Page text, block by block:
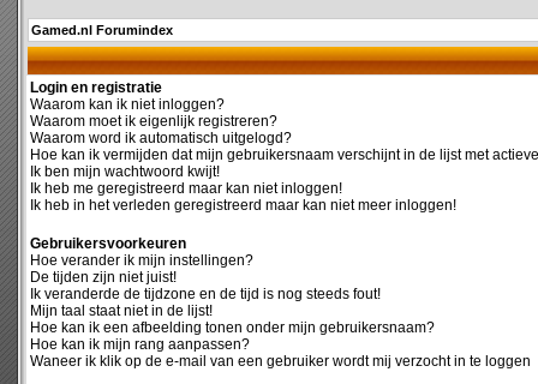
Gamed.nl Forumindex
Login en registratie
Waarom kan ik niet inloggen?
Waarom moet ik eigenlijk registreren?
Waarom word ik automatisch uitgelogd?
Hoe kan ik vermijden dat mijn gebruikersnaam verschijnt in de lijst met
Ik ben mijn wachtwoord kwijt!
Ik heb me geregistreerd maar kan niet inloggen!
Ik heb in het verleden geregistreerd maar kan niet meer inloggen!
Gebruikersvoorkeuren
Hoe verander ik mijn instellingen?
De tijden zijn niet juist!
Ik veranderde de tijdzone en de tijd is nog steeds fout!
Mijn taal staat niet in de lijst!
Hoe kan ik een afbeelding tonen onder mijn gebruikersnaam?
Hoe kan ik mijn rang aanpassen?
Waneer ik klik op de e-mail van een gebruiker wordt mij verzocht in te loggen